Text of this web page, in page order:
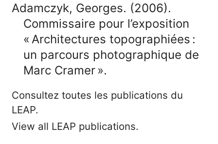
Adamczyk, Georges. (2006).
Commissaire pour l’exposition
« Architectures topographiées :
un parcours photographique de
Marc Cramer ».
Consultez toutes les publications du
LEAP.
View all LEAP publications.